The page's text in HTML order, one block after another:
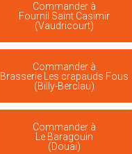
Commander à
Fournil Saint Casimir
(Vaudricourt)
Commander à
Brasserie Les crapauds Fous
(Billy-Berclau)
Commander à
Le Baragouin
(Douai)